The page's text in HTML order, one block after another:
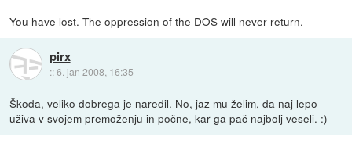
You have lost. The oppression of the DOS will never return.
pirx
::6. jan 2008, 16:35
Škoda, veliko dobrega je naredil. No, jaz mu želim, da naj lepo
uživa v svojem premoženju in počne, kar ga pač najbolj veseli. :)